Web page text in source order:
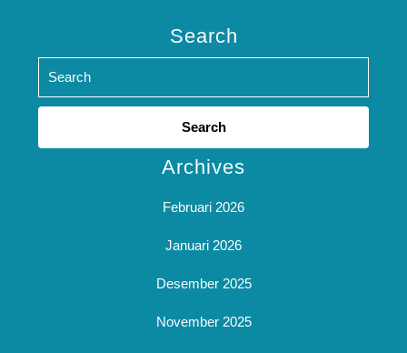
Search
Search
Archives
Februari 2026
Januari 2026
Desember 2025
November 2025